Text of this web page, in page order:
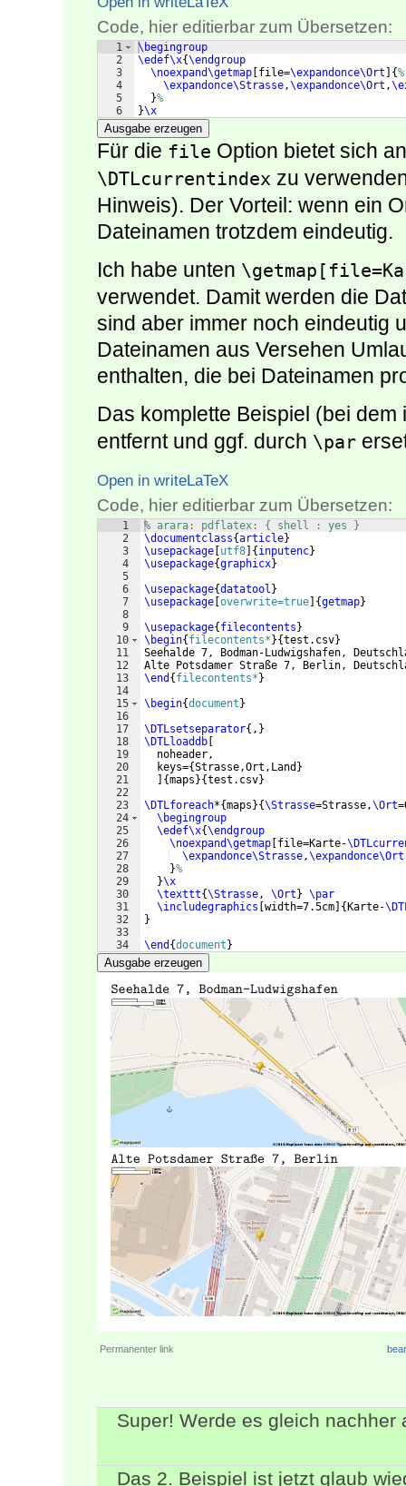
Code, hier editierbar zum Übersetzen:
1
2
3
4
5
6
\begingroup
\edef\x{\endgroup
\noexpand\getmap file=\expandonce\Ort {%
\expandonce\Strasse,\expandonce\Ort ,
}%
}\x
Ausgabe erzeugen
Für die file Option bietet sich
\DTLcurrentindex zu
Hinweis). Der Vorteil: wenn ein
Dateinamen trotzdem eindeutig.
Ich habe unten
verwendet. Damit werden die
sind aber immer noch eindeutig
Dateinamen aus Versehen
enthalten, die bei Dateinamen
Das komplette Beispiel (bei
entfernt und ggf. durch \par
Open in writeLaTeX
Code, hier editierbar zum Übersetzen:
1
2
3
4
5
6
7
8
9
10
11
12
13
14
15
16
17
18
19
20
21
22
23
24
25
26
27
28
29
30
31
32
33
34
% arara: pdflatex: { shell : yes }
\documentclass{article}
\usepackage utf8 { inputenc}
\usepackage{graphicx}
\usepackage{datatool }
\usepackage overwrite=true {getmap}
\usepackage{ filecontents }
\begin{ filecontents* }{test.csv}
Seehalde 7, Bodman-Ludwigshafen,
Alte Potsdamer Straße 7, Berlin,
\end { filecontents* }
\begin{document }
\DTLsetseparator{ , }
\DTLloaddb
  noheader,
  keys=
{Strasse,Ort,Land }
{maps }{test.csv}
\DTLforeach*{maps }{\Strasse=Strasse,\Ort
\begingroup
\edef\x{\endgroup
\noexpand\getmap file=Karte-
\expandonce\Strasse,\expandonce\Ort
}%
}\x
\texttt{\Strasse, \Ort } \par
\includegraphics width=7.5cm { Karte-
}
\end {document }
Ausgabe erzeugen
Permanenter link
Super! Werde es gleich nachher
Das 2. Beispiel ist jetzt glaub